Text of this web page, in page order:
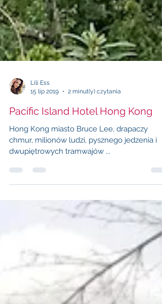
15 lip 2019
2 minut(y) czytania
Pacific Island Hotel Hong Kong
Hong Kong miasto Bruce Lee, drapaczy
chmur, milionów ludzi, pysznego jedzenia i
dwupiętrowych tramwajów ...